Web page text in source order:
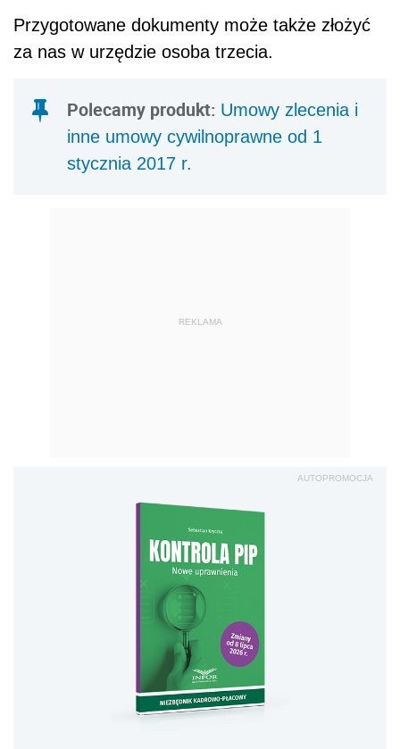
Przygotowane dokumenty może także złożyć
za nas w urzędzie osoba trzecia.
Polecamy produkt: Umowy zlecenia i
inne umowy cywilnoprawne od 1
stycznia 2017 r.
REKLAMA
AUTOPROMOCJA